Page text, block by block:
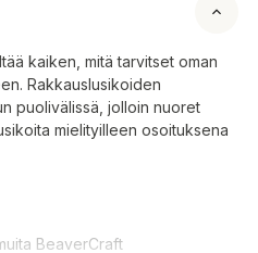
kaiken, mitä tarvitset oman
Rakkauslusikoiden
puolivälissä, jolloin nuoret
mielityilleen osoituksena
BeaverCraft